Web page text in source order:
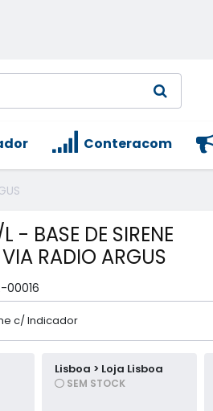
Conteracom
- BASE DE SIRENE
RADIO ARGUS
00016
c/ Indicador
Lisboa > Loja Lisboa
SEM STOCK